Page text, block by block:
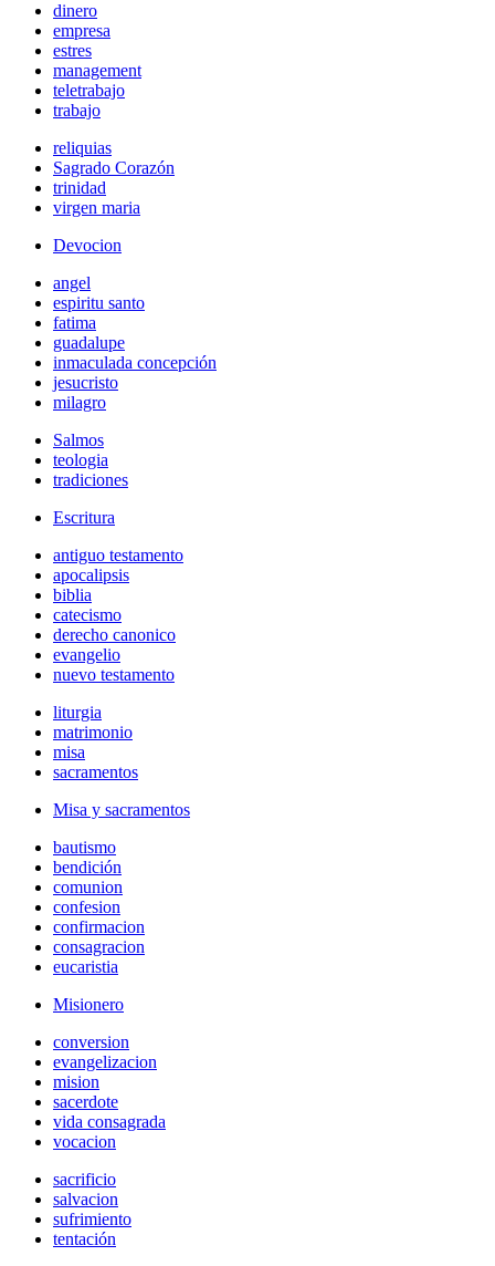
dinero
empresa
estres
management
teletrabajo
trabajo
reliquias
Sagrado Corazón
trinidad
virgen maria
Devocion
angel
espiritu santo
fatima
guadalupe
inmaculada concepción
jesucristo
milagro
Salmos
teologia
tradiciones
Escritura
antiguo testamento
apocalipsis
biblia
catecismo
derecho canonico
evangelio
nuevo testamento
liturgia
matrimonio
misa
sacramentos
Misa y sacramentos
bautismo
bendición
comunion
confesion
confirmacion
consagracion
eucaristia
Misionero
conversion
evangelizacion
mision
sacerdote
vida consagrada
vocacion
sacrificio
salvacion
sufrimiento
tentación